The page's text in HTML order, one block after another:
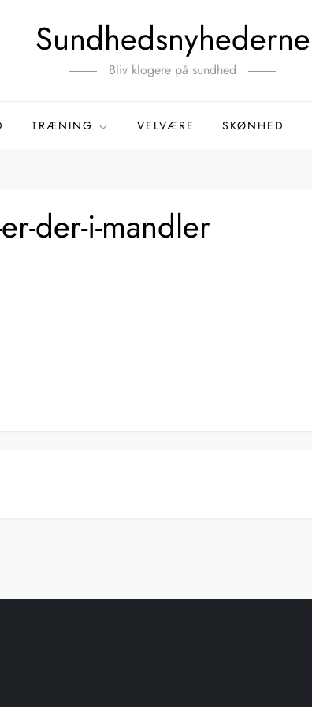
Sundhedsnyhederne
Bliv klogere på sundhed
TRÆNING VELVÆRE SKØNHED
der-i-mandler